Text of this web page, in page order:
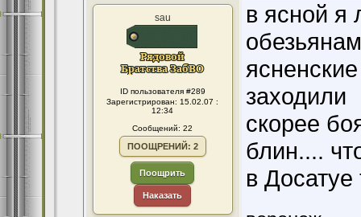
sau
ID пользователя #289
Зарегистрирован: 15.02.07 :
12:34
Сообщений: 22
ПООЩРЕНИЙ: 2
Поощрить
Наказать
в ясной я
заходили
скорее
блин....
в